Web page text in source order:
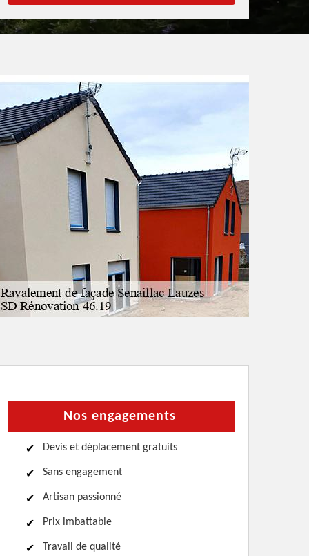
Nos engagements
Devis et déplacement gratuits
Sans engagement
Artisan passionné
Prix imbattable
Travail de qualité